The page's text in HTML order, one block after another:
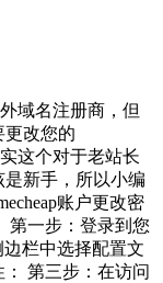
域名注册商，但
更改您的
这个对于老站长
新手，所以小编
账户更改密
第一步：登录到您
边栏中选择配置文
第三步：在访问